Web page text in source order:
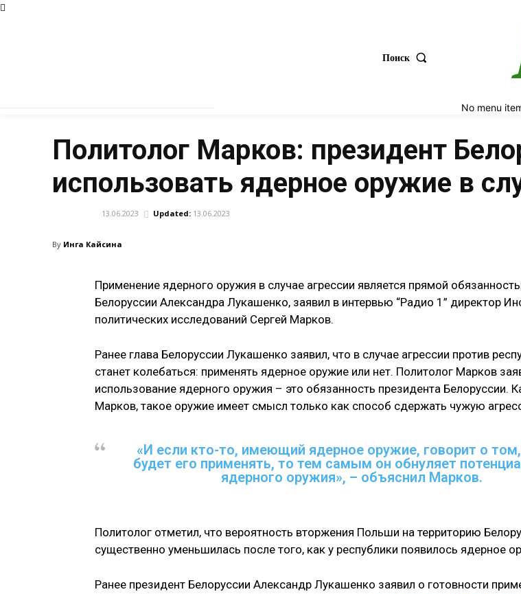
Поиск
No menu
Политолог Марков: президент
использовать ядерное оружие в
13.06.2023 Updated: 13.06.2023
By Инга Кайсина
Применение ядерного оружия в случае агрессии является прямой
Белоруссии Александра Лукашенко, заявил в интервью “Радио 1” директор
политических исследований Сергей Марков.
Ранее глава Белоруссии Лукашенко заявил, что в случае агрессии против
станет колебаться: применять ядерное оружие или нет. Политолог Марков
использование ядерного оружия – это обязанность президента Белоруссии.
Марков, такое оружие имеет смысл только как способ сдержать чужую
«И если кто-то, имеющий ядерное оружие, говорит о
будет его применять, то тем самым он обнуляет
ядерного оружия», – объяснил Марков.
Политолог отметил, что вероятность вторжения Польши на территорию
существенно уменьшилась после того, как у республики появилось ядерное
Ранее президент Белоруссии Александр Лукашенко заявил о готовности